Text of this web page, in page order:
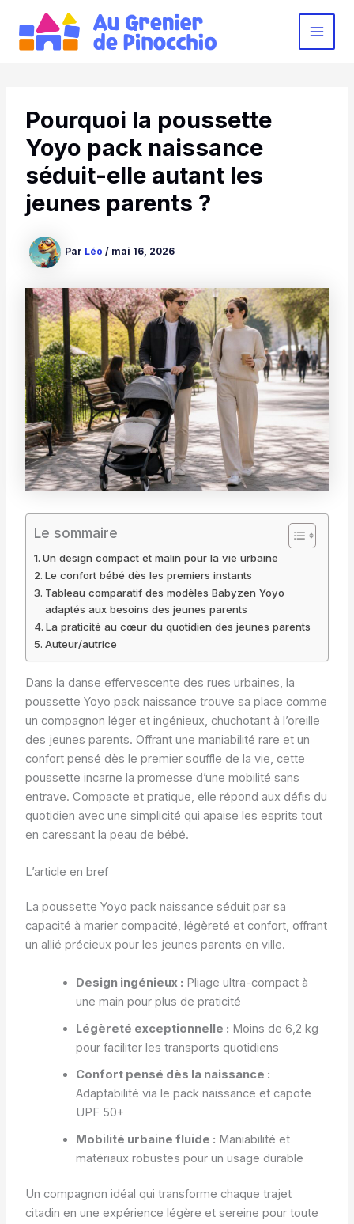
contenu
Pourquoi la poussette
Yoyo pack naissance
séduit-elle autant les
jeunes parents ?
Par Léo / mai 16, 2026
Le sommaire
Un design compact et malin pour la vie urbaine
Le confort bébé dès les premiers instants
Tableau comparatif des modèles Babyzen Yoyo
adaptés aux besoins des jeunes parents
La praticité au cœur du quotidien des jeunes parents
Auteur/autrice
Dans la danse effervescente des rues urbaines, la
poussette Yoyo pack naissance trouve sa place comme
un compagnon léger et ingénieux, chuchotant à l’oreille
des jeunes parents. Offrant une maniabilité rare et un
confort pensé dès le premier souffle de la vie, cette
poussette incarne la promesse d’une mobilité sans
entrave. Compacte et pratique, elle répond aux défis du
quotidien avec une simplicité qui apaise les esprits tout
en caressant la peau de bébé.
L’article en bref
La poussette Yoyo pack naissance séduit par sa
capacité à marier compacité, légèreté et confort, offrant
un allié précieux pour les jeunes parents en ville.
Design ingénieux : Pliage ultra-compact à
une main pour plus de praticité
Légèreté exceptionnelle : Moins de 6,2 kg
pour faciliter les transports quotidiens
Confort pensé dès la naissance :
Adaptabilité via le pack naissance et capote
UPF 50+
Mobilité urbaine fluide : Maniabilité et
matériaux robustes pour un usage durable
Un compagnon idéal qui transforme chaque trajet
citadin en une expérience légère et sereine pour toute